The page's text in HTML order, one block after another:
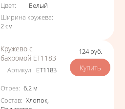
Цвет:
Белый
Ширина кружева:
2см
Кружево с
бахромой ЕТ1183
Артикул: ЕТ1183
Характеристики
Отрез: 6.2 м
Состав: Хлопок,
Цена
124 руб.